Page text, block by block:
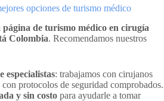
opciones de turismo médico
página de turismo médico en cirugía
Colombia. Recomendamos nuestros
especialistas: trabajamos con cirujanos
protocolos de seguridad comprobados.
y sin costo para ayudarle a tomar